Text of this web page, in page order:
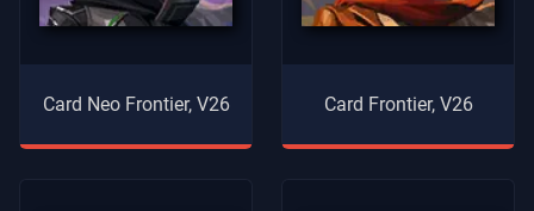
Card Neo Frontier, V26 Card Frontier, V26